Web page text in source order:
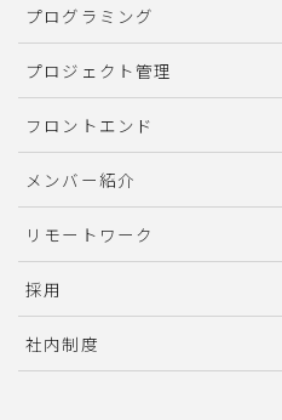
プログラミング
プロジェクト管理
フロントエンド
メンバー紹介
リモートワーク
採用
社内制度